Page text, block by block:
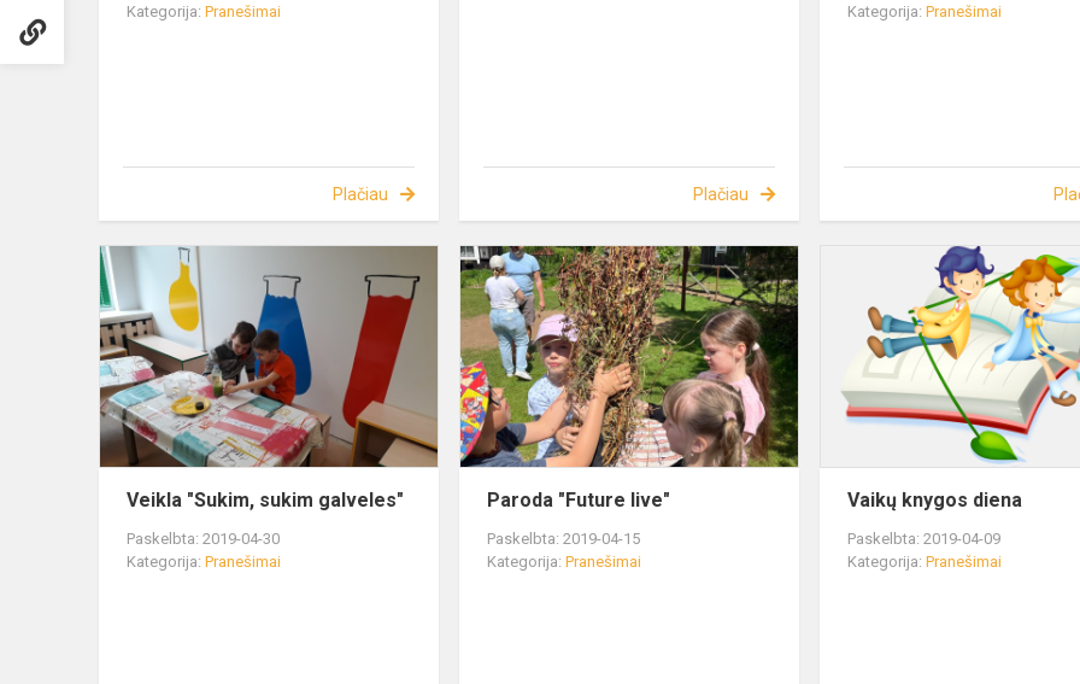
Kategorija: Pranešimai
Plačiau Plačiau
Kategorija:Pranešimai
Veikla "Sukim, sukim galveles"
Paskelbta: 2019-04-30
Kategorija: Pranešimai
Paroda "Future live"
Paskelbta: 2019-04-15
Kategorija:Pranešimai
Vaikų knygos diena
Paskelbta: 2019-04-09
Kategorija:Pranešimai